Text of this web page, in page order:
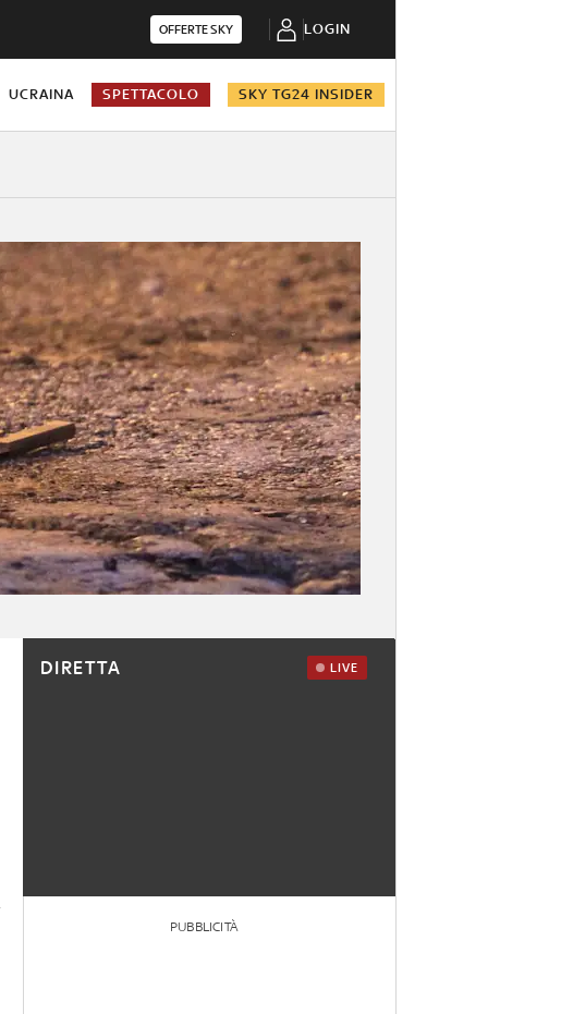
OFFERTE SKY LOGIN
UCRAINA SPETTACOLO SKY TG24 INSIDER
DIRETTA LIVE
PUBBLICITÀ